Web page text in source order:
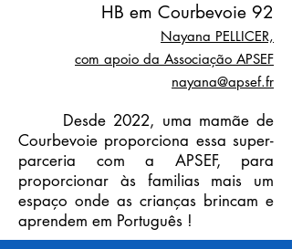
HB em Courbevoie 92
Nayana PELLICER,
com apoio da Associação APSEF
nayana@apsef.fr
Desde 2022, uma mamãe de
Courbevoie proporciona essa super-
parceria com a APSEF, para
proporcionar às familias mais um
espaço onde as crianças brincam e
aprendem em Português !